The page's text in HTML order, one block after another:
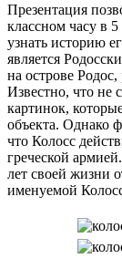
Презентация
классном часу в 5
узнать историю
является
на острове
Известно, что не
картинок,
объекта. Однако
что Колосс
греческой
лет своей жизни
именуемой